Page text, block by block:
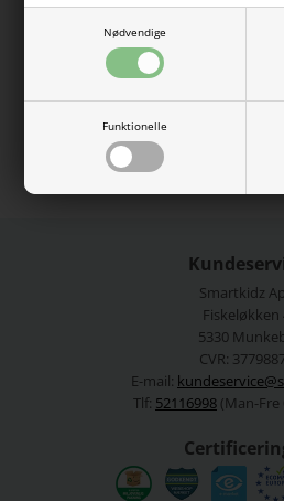
Nødvendige
Funktionelle
med en blød overflade og
bevægelsesfrihed.
95% Økologisk bomuld, 5% Elastan
Varenummer:13227488-5056554
Smartkidz
Fiskeløkken
5330
CVR:
E-mail:
Tlf: 52116998 (Man-Fre